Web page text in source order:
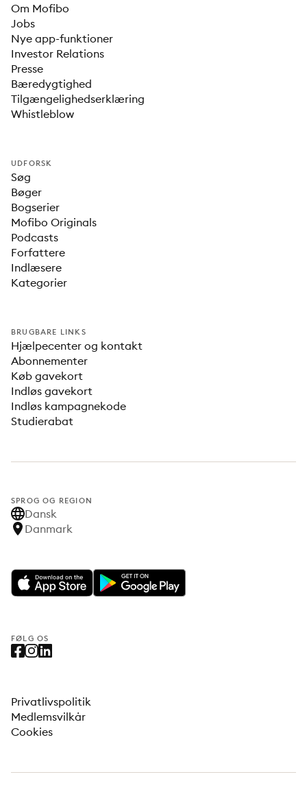
Om Mofibo
Jobs
Nye app-funktioner
Investor Relations
Presse
Bæredygtighed
Tilgængelighedserklæring
Whistleblow
UDFORSK
Søg
Bøger
Bogserier
Mofibo Originals
Podcasts
Forfattere
Indlæsere
Kategorier
BRUGBARE LINKS
Hjælpecenter og kontakt
Abonnementer
Køb gavekort
Indløs gavekort
Indløs kampagnekode
Studierabat
SPROG OG REGION
Dansk
Danmark
FØLG OS
Privatlivspolitik
Medlemsvilkår
Cookies